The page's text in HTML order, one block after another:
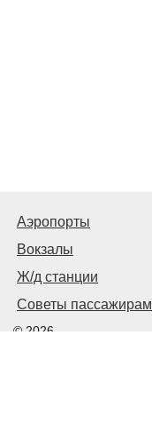
Аэропорты
Вокзалы
Ж/д станции
Советы пассажирам
© 2026